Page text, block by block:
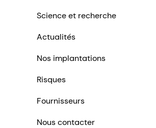
Science et recherche
Actualités
Nos implantations
Risques
Fournisseurs
Nous contacter